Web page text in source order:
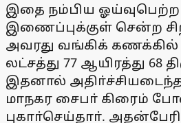
இதை நம்பிய
இணைப்புக்குள் சென்ற
அவரது வங்கிக் கணக்கில்
லட்சத்து 77 ஆயிரத்து 68
இதனால்
மாநகர சைபா் கிரைம்
புகாா்செய்தாா்.